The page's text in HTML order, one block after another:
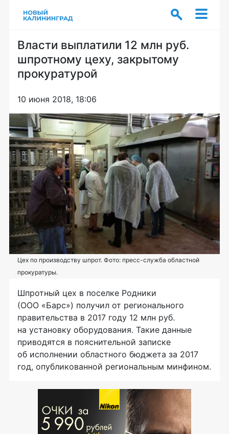
Власти выплатили 12 млн руб.
шпротному цеху, закрытому
прокуратурой
10 июня 2018, 18:06
Цех по производству шпрот. Фото: пресс-служба областной
прокуратуры.
Шпротный цех в поселке Родники
(ООО «Барс») получил от регионального
правительства в 2017 году 12 млн руб.
на установку оборудования. Такие данные
приводятся в пояснительной записке
об исполнении областного бюджета за 2017
год, опубликованной региональным минфином.